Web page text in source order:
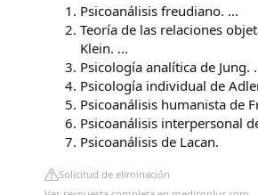
Psicoanálisis freudiano. ...
Teoría de las relaciones
Klein. ...
Psicología analítica de Jung.
Psicología individual de
Psicoanálisis humanista de
Psicoanálisis interpersonal
Psicoanálisis de Lacan.
Solicitud de eliminación